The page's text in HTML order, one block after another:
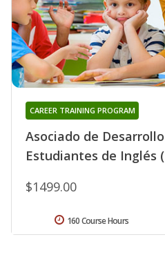
Asociado de
Estudiantes de Inglés
CAREER TRAINING PROGRAM
$1499.00
160 Course Hours